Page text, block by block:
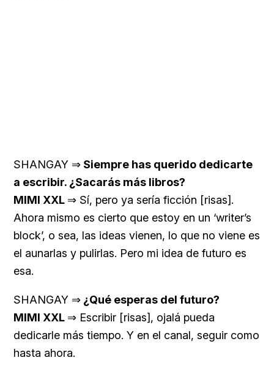
SHANGAY ⇒ Siempre has querido dedicarte
a escribir. ¿Sacarás más libros?
MIMI XXL ⇒ Sí, pero ya sería ficción [risas].
Ahora mismo es cierto que estoy en un ‘writer’s
block’, o sea, las ideas vienen, lo que no viene es
el aunarlas y pulirlas. Pero mi idea de futuro es
esa.
SHANGAY ⇒ ¿Qué esperas del futuro?
MIMI XXL ⇒ Escribir [risas], ojalá pueda
dedicarle más tiempo. Y en el canal, seguir como
hasta ahora.